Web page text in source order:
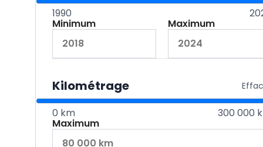
1990
Minimum Maximum
Kilométrage
0 km 300 000
Maximum